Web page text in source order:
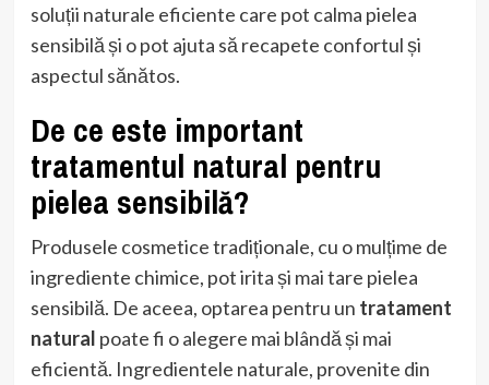
soluții naturale eficiente care pot calma pielea
sensibilă și o pot ajuta să recapete confortul și
aspectul sănătos.
De ce este important
tratamentul natural pentru
pielea sensibilă?
Produsele cosmetice tradiționale, cu o mulțime de
ingrediente chimice, pot irita și mai tare pielea
sensibilă. De aceea, optarea pentru un tratament
natural poate fi o alegere mai blândă și mai
eficientă. Ingredientele naturale, provenite din